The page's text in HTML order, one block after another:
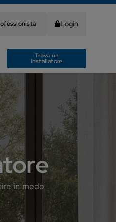
Login
Trova un
installatore
in modo